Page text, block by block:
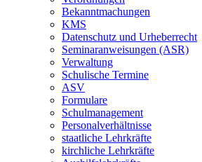
Bekanntmachungen
KMS
Datenschutz und Urheberrecht
Seminaranweisungen (ASR)
Verwaltung
Schulische Termine
ASV
Formulare
Schulmanagement
Personalverhältnisse
staatliche Lehrkräfte
kirchliche Lehrkräfte